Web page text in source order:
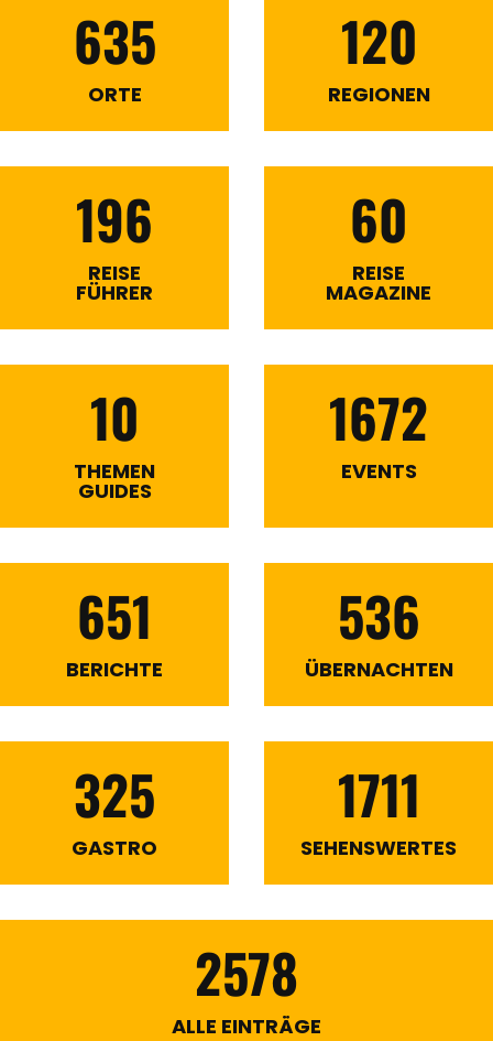
635
ORTE
120
REGIONEN
196
REISE
FÜHRER
60
REISE
MAGAZINE
10
THEMEN
GUIDES
1672
EVENTS
651
BERICHTE
536
ÜBERNACHTEN
325
GASTRO
1711
SEHENSWERTES
2578
ALLE EINTRÄGE